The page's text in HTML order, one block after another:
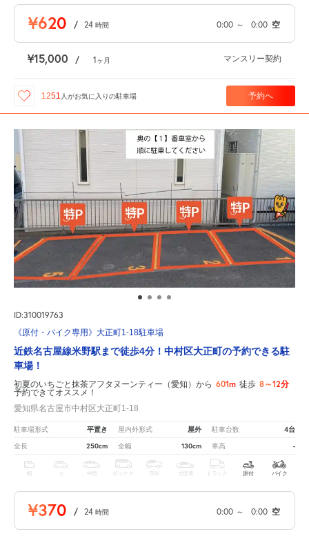
¥620 / 24 時間 0:00 ～ 0:00 空
¥15,000 / 1ヶ月 マンスリー契約
1251 人がお気に入りの駐車場 予約へ
ID:310019763
《原付・バイク専用》大正町1-18駐車場
近鉄名古屋線米野駅まで徒歩4分！中村区大正町の予約できる駐
車場！
初夏のいちごと抹茶アフタヌーンティー（愛知）から 601m 徒歩 8～12分
予約できてオススメ！
愛知県名古屋市中村区大正町1-18
駐車場形式 平置き 屋内外形式 屋外 駐車台数 4台
全長 250cm 全幅 130cm 車高 -
軽 中型 ボックス SUV 大型車 トラック 原付 バイク
¥370 / 24 時間 0:00 ～ 0:00 空